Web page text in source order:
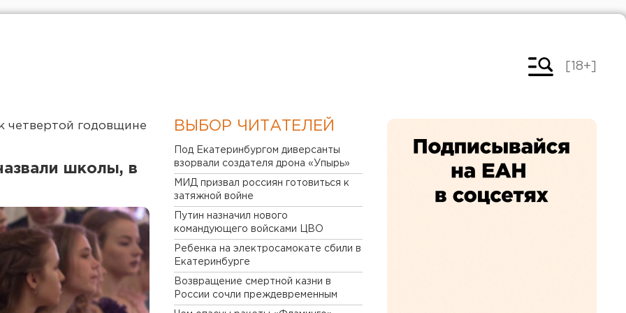
[18+]
вопрос»
четвертой годовщине
нашли
вопрос»
- город
четвертой годовщине
нашли
школы, в
«УралТерраДжаз» в Камышлове – как добраться и
кого послушать
ВЫБОР ЧИТАТЕЛЕЙ
Под Екатеринбургом диверсанты
взорвали создателя дрона «Упырь»
МИД призвал россиян готовиться к
затяжной войне
Путин назначил нового
командующего войсками ЦВО
Ребенка на электросамокате сбили в
Екатеринбурге
Возвращение смертной казни в
России сочли преждевременным